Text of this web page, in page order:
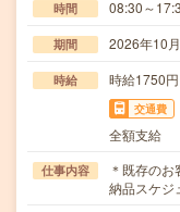
時間 08:30～
期間 2026年10
時給 時給1750
交通費
全額支給
仕事内容
＊既存の
納品スケジ